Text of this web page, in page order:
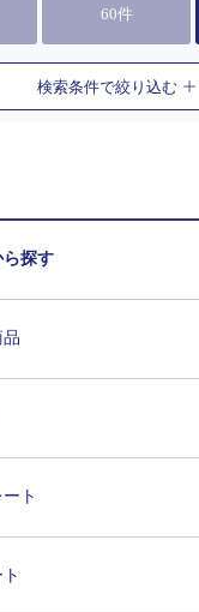
60件
検索条件で絞り込む
ら探す
品
ト